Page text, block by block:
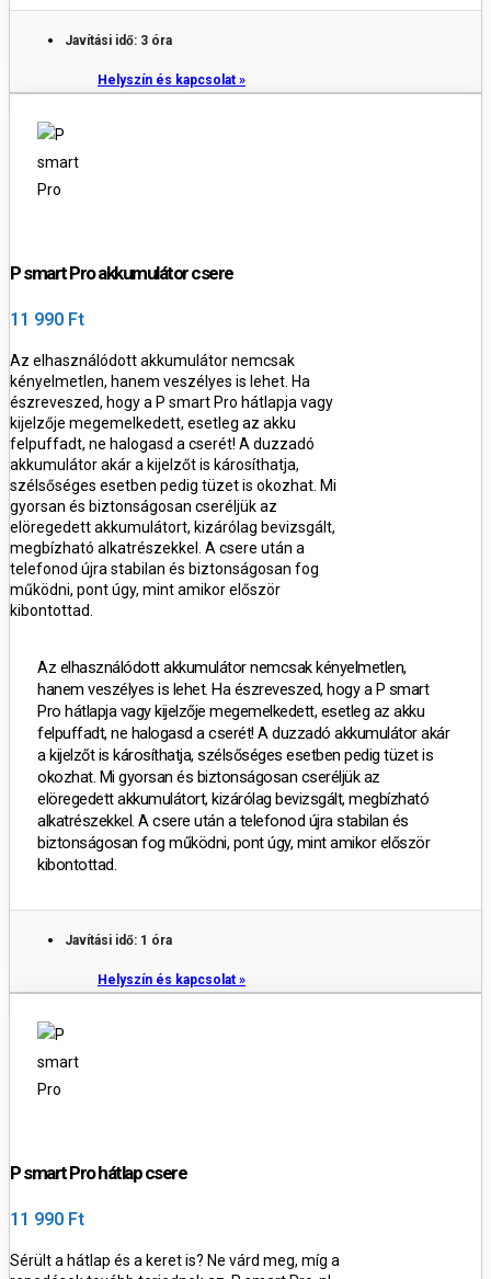
Javítási idő: 3 óra
Helyszín és kapcsolat »
P smart Pro akkumulátor csere
11 990 Ft
Az elhasználódott akkumulátor nemcsak
kényelmetlen, hanem veszélyes is lehet. Ha
észreveszed, hogy a P smart Pro hátlapja vagy
kijelzője megemelkedett, esetleg az akku
felpuffadt, ne halogasd a cserét! A duzzadó
akkumulátor akár a kijelzőt is károsíthatja,
szélsőséges esetben pedig tüzet is okozhat. Mi
gyorsan és biztonságosan cseréljük az
elöregedett akkumulátort, kizárólag bevizsgált,
megbízható alkatrészekkel. A csere után a
telefonod újra stabilan és biztonságosan fog
működni, pont úgy, mint amikor először
kibontottad.
Az elhasználódott akkumulátor nemcsak kényelmetlen,
hanem veszélyes is lehet. Ha észreveszed, hogy a P smart
Pro hátlapja vagy kijelzője megemelkedett, esetleg az akku
felpuffadt, ne halogasd a cserét! A duzzadó akkumulátor akár
a kijelzőt is károsíthatja, szélsőséges esetben pedig tüzet is
okozhat. Mi gyorsan és biztonságosan cseréljük az
elöregedett akkumulátort, kizárólag bevizsgált, megbízható
alkatrészekkel. A csere után a telefonod újra stabilan és
biztonságosan fog működni, pont úgy, mint amikor először
kibontottad.
Javítási idő: 1 óra
Helyszín és kapcsolat »
P smart Pro hátlap csere
11 990 Ft
Sérült a hátlap és a keret is? Ne várd meg, míg a